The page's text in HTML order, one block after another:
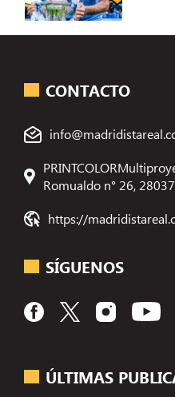
ÚLTIMAS
CONTACTO
Romualdo n° 26,
https://
SÍGUENOS